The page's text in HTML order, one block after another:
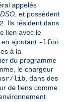
appelés
, et possèdent
. Ils résident dans
lien avec le
ajoutant -lfoo
à la
du programme
le chargeur
lib , dans des
de liens comme